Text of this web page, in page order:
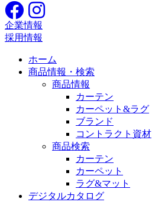
企業情報
採用情報
ホーム
商品情報・検索
商品情報
カーテン
カーペット&ラグ
ブランド
コントラクト資材
商品検索
カーテン
カーペット
ラグ&マット
デジタルカタログ